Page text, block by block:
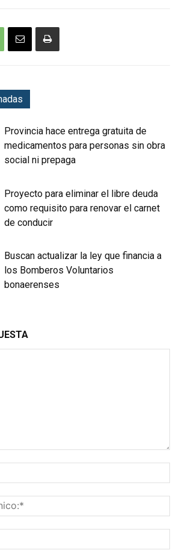
Provincia hace entrega gratuita de
medicamentos para personas sin obra
social ni prepaga
Proyecto para eliminar el libre deuda
como requisito para renovar el carnet
de conducir
Buscan actualizar la ley que financia a
los Bomberos Voluntarios
bonaerenses